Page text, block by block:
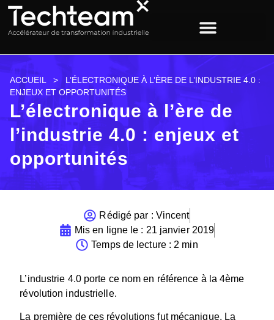
ACCUEIL>
L’ÉLECTRONIQUE À L’ÈRE DE L’INDUSTRIE 4.0 :
ENJEUX ET OPPORTUNITÉS
L’électronique à l’ère de
l’industrie 4.0 : enjeux et
opportunités
Rédigé par : Vincent
Mis en ligne le : 21 janvier 2019
Temps de lecture : 2 min
L’industrie 4.0 porte ce nom en référence à la 4ème
révolution industrielle.
La première de ces révolutions fut mécanique. La